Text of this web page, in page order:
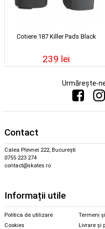
Cotiere 187 Killer Pads Black
239 lei
Urmărește-
Contact
Calea Plevnei 222, București
0755 223 274
contact@skates.ro
Informații utile
Politica de utilizare
Cookies
Termeni
Livrare și